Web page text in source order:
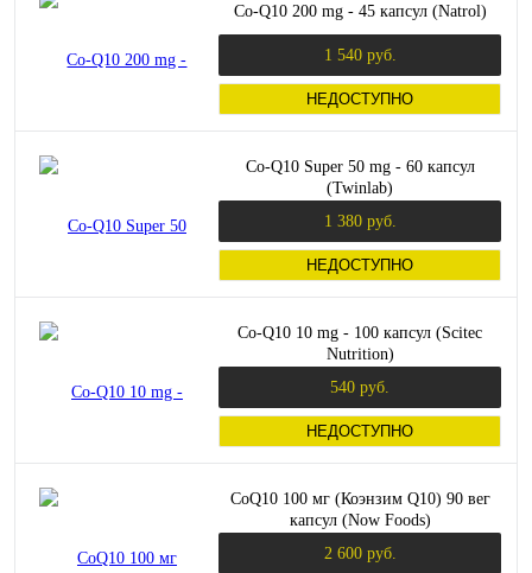
Co-Q10 200 mg - 45 капсул (Natrol)
1 540 руб.
НЕДОСТУПНО
Co-Q10 Super 50 mg - 60 капсул
(Twinlab)
1 380 руб.
НЕДОСТУПНО
Co-Q10 10 mg - 100 капсул (Scitec
Nutrition)
540 руб.
НЕДОСТУПНО
CoQ10 100 мг (Коэнзим Q10) 90 вег
капсул (Now Foods)
2 600 руб.